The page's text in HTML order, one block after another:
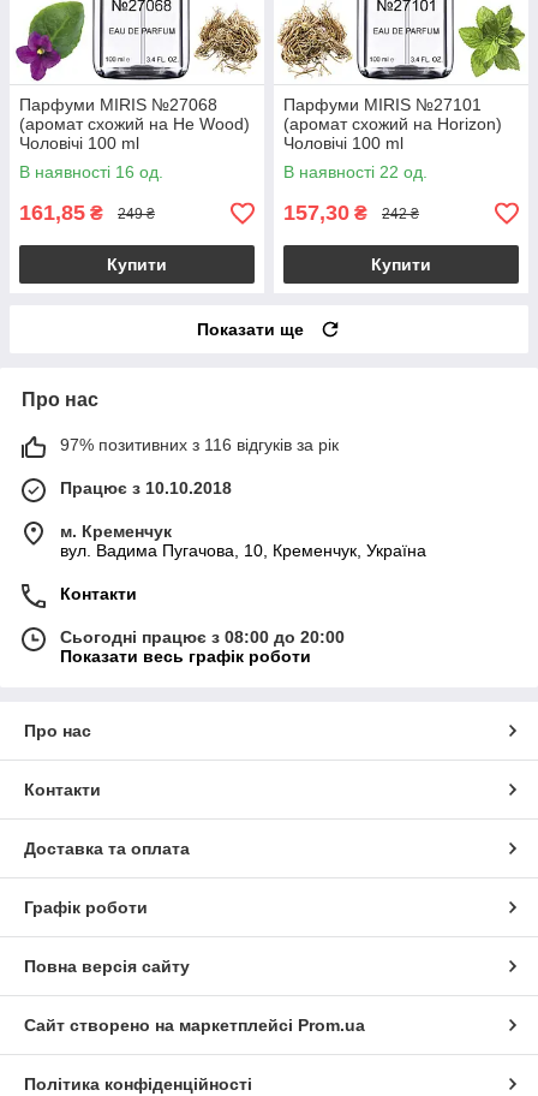
Парфуми MIRIS №27068
(аромат схожий на He Wood)
Чоловічі 100 ml
В наявності 16 од.
161,85 ₴ 249 ₴
Купити
Парфуми MIRIS №27101
(аромат схожий на Horizon)
Чоловічі 100 ml
В наявності 22 од.
157,30 ₴ 242 ₴
Купити
Показати ще
Про нас
97% позитивних з 116 відгуків за рік
Працює з 10.10.2018
м. Кременчук
вул. Вадима Пугачова, 10, Кременчук, Україна
Контакти
Сьогодні працює з 08:00 до 20:00
Показати весь графік роботи
Про нас
Контакти
Доставка та оплата
Графік роботи
Повна версія сайту
Сайт створено на маркетплейсі Prom.ua
Політика конфіденційності